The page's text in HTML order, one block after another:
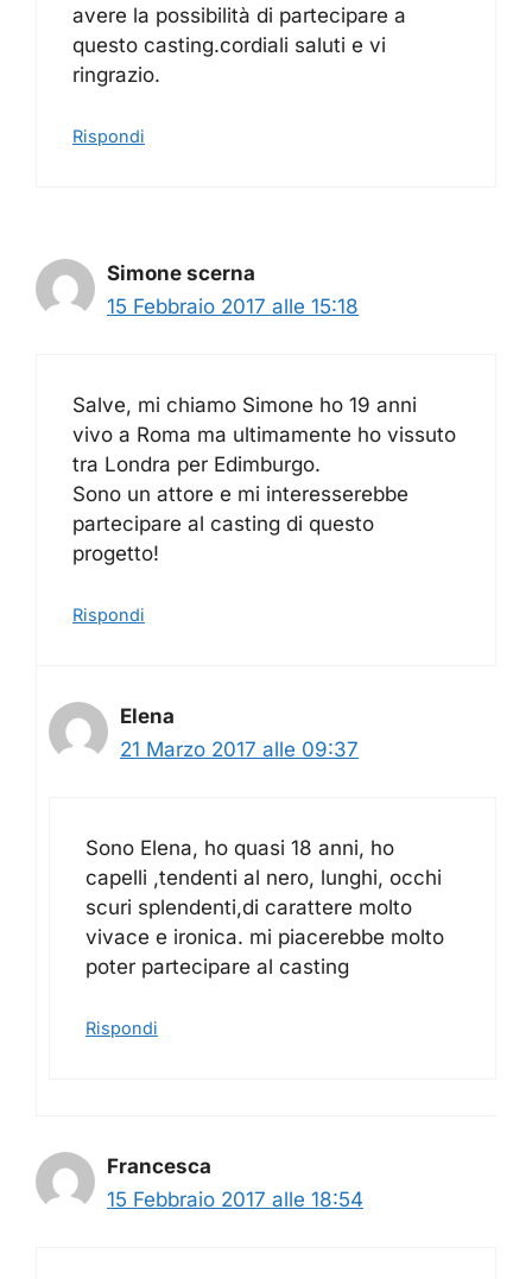
avere la possibilità di partecipare a
questo casting.cordiali saluti e vi
ringrazio.
Rispondi
Simone scerna
15 Febbraio 2017 alle 15:18
Salve, mi chiamo Simone ho 19 anni
vivo a Roma ma ultimamente ho vissuto
tra Londra per Edimburgo.
Sono un attore e mi interesserebbe
partecipare al casting di questo
progetto!
Rispondi
Elena
21 Marzo 2017 alle 09:37
Sono Elena, ho quasi 18 anni, ho
capelli ,tendenti al nero, lunghi, occhi
scuri splendenti,di carattere molto
vivace e ironica. mi piacerebbe molto
poter partecipare al casting
Rispondi
Francesca
15 Febbraio 2017 alle 18:54